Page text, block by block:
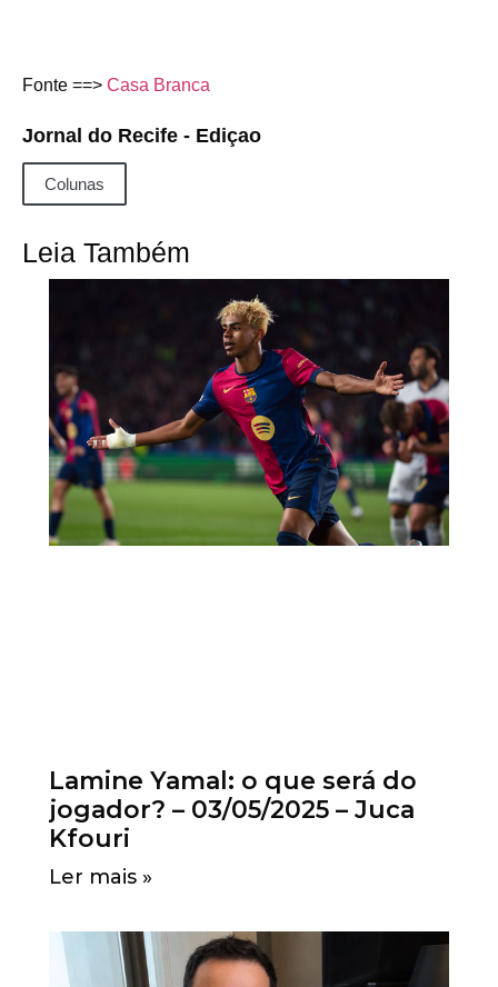
Fonte ==> Casa Branca
Jornal do Recife - Ediçao
Colunas
Leia Também
Lamine Yamal: o que será do
jogador? – 03/05/2025 – Juca
Kfouri
Ler mais »